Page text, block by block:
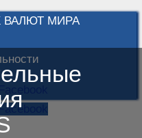
ВАЛЮТ МИРА